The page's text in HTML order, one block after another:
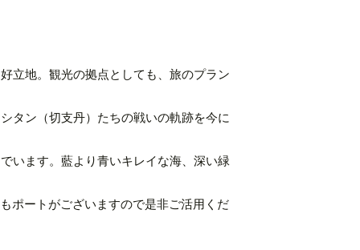
立地。観光の拠点としても、旅のプラン
タン（切支丹）たちの戦いの軌跡を今に
います。藍より青いキレイな海、深い緑
ポートがございますので是非ご活用くだ